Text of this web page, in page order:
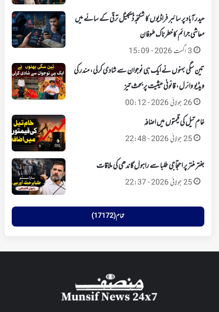
حیدرآباد پر سائبر فراڈیوں کا شکنجہ‘ ڈیجیٹل ترقی کے سائے میں
معاشی جرائم کا خطرناک طوفان
3 اگست 2026 - 15:09
تین سگی بہنوں نے ایک ہی نوجوان سے شادی کرلی، مندر کی
ویڈیو وائرل، قانونی حیثیت پر بحث تیز
26 جولائی 2026 - 00:12
خام تیل کی قیمتوں میں اضافہ
25 جولائی 2026 - 22:48
جنتر منتر پر احتجاجی طلبا سے راہول گاندھی کی ملاقات
25 جولائی 2026 - 22:37
تمام (17172)